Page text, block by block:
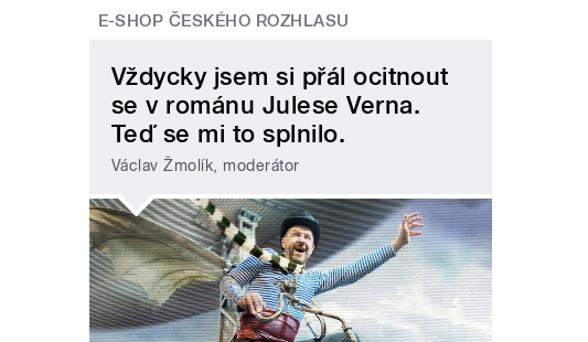
E-SHOP ČESKÉHO ROZHLASU
Vždycky jsem si přál ocitnout
se v románu Julese Verna.
Teď se mi to splnilo.
Václav Žmolík, moderátor